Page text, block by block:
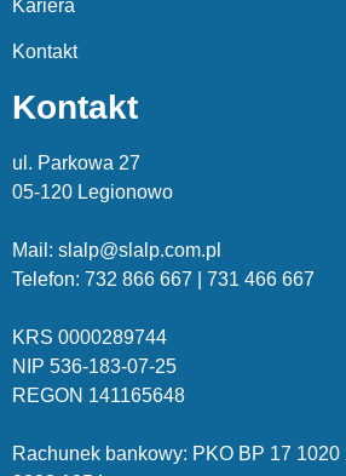
Kariera
Kontakt
Kontakt
ul. Parkowa 27
05-120 Legionowo
Mail: slalp@slalp.com.pl
Telefon: 732 866 667 | 731 466 667
KRS 0000289744
NIP 536-183-07-25
REGON 141165648
Rachunek bankowy: PKO BP 17 1020